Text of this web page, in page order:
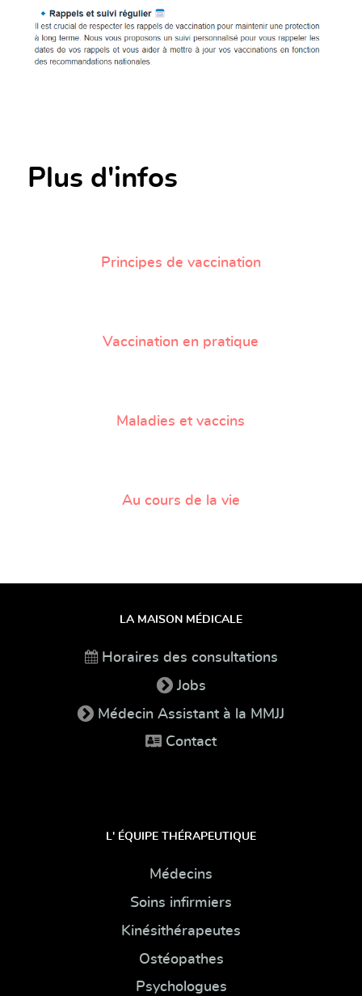
Plus d'infos
Principes de vaccination
Vaccination en pratique
Maladies et vaccins
Au cours de la vie
LA MAISON MÉDICALE
Horaires des consultations
Jobs
Médecin Assistant à la MMJJ
Contact
L' ÉQUIPE THÉRAPEUTIQUE
Médecins
Soins infirmiers
Kinésithérapeutes
Ostéopathes
Psychologues